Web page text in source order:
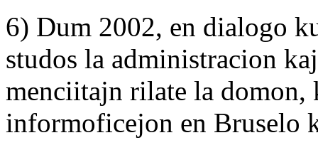
6) Dum 2002, en dialogo
studos la administracion
menciitajn rilate la domon,
informoficejon en Bruselo